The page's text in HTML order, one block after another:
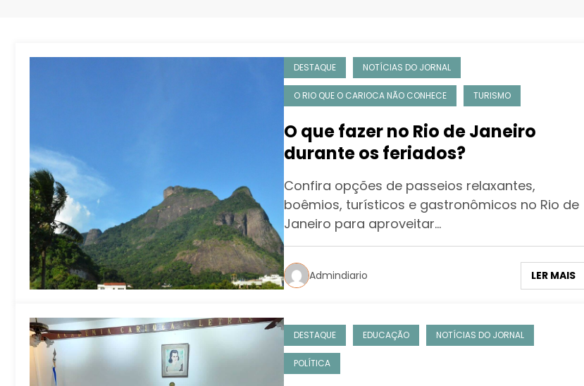
DESTAQUE NOTÍCIAS DO JORNAL
O RIO QUE O CARIOCA NÃO CONHECE TURISMO
O que fazer no Rio de Janeiro
durante os feriados?
Confira opções de passeios relaxantes,
boêmios, turísticos e gastronômicos no Rio de
Janeiro para aproveitar…
Admindiario LER MAIS
DESTAQUE EDUCAÇÃO NOTÍCIAS DO JORNAL
POLÍTICA